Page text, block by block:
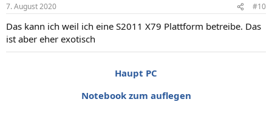
7. August 2020 #10
Das kann ich weil ich eine S2011 X79 Plattform betreibe. Das
ist aber eher exotisch
Haupt PC
Notebook zum auflegen